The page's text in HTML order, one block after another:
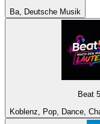
Ba, Deutsche Musik
Beat
Koblenz, Pop, Dance,